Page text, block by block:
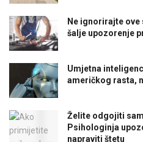
Ne ignorirajte
šalje upozorenje
Umjetna
američkog rasta,
Želite odgojiti
Psihologinja
napraviti štetu